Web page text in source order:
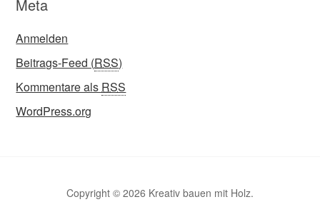
Meta
Anmelden
Beitrags-Feed (RSS)
Kommentare als RSS
WordPress.org
Copyright © 2026 Kreativ bauen mit Holz.